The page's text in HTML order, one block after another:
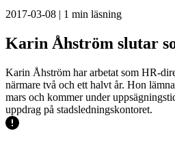
2017-03-08 | 1 min läsning
Karin Åhström slutar
Karin Åhström har arbetat som HR-
närmare två och ett halvt år. Hon
mars och kommer under
uppdrag på stadsledningskontoret.